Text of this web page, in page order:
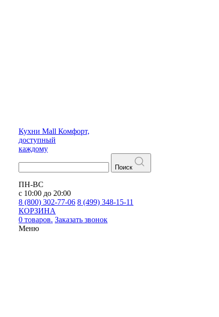
Кухни Mall Комфорт,
доступный
каждому
Поиск
ПН-ВС
с 10:00 до 20:00
8 (800) 302-77-06 8 (499) 348-15-11
КОРЗИНА
0 товаров. Заказать звонок
Меню